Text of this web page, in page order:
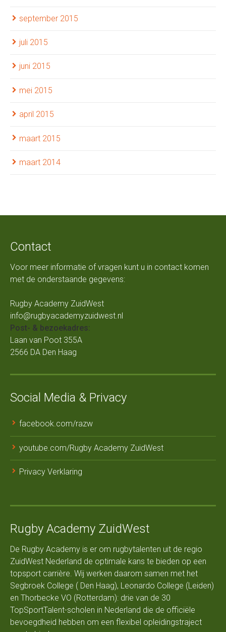
september 2015
juli 2015
juni 2015
mei 2015
april 2015
maart 2015
maart 2014
Contact
Voor meer informatie of vragen kunt u in contact komen
met de onderstaande gegevens:
Rugby Academy ZuidWest
info@rugbyacademyzuidwest.nl
Post- & bezoekadres:
Laan van Poot 355A
2566 DA Den Haag
Social Media & Privacy
facebook.com/razw
youtube.com/Rugby Academy ZuidWest
Privacy Verklaring
Rugby Academy ZuidWest
De Rugby Academy is er om rugbytalenten uit de regio
ZuidWest Nederland de optimale kans te bieden op een
topsport carrière. Wij werken daarom samen met het
Segbroek College ( Den Haag), Leonardo College (Leiden)
en Thorbecke VO (Rotterdam): drie van de 30
TopSportTalent-scholen in Nederland die de officiële
bevoegdheid hebben om een flexibel opleidingstraject